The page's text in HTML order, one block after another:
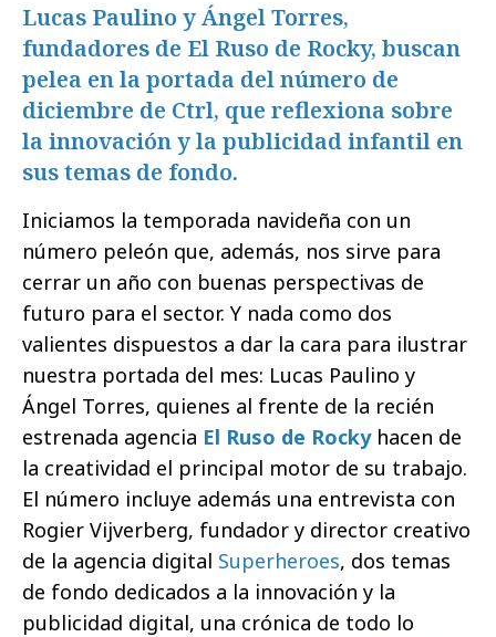
Lucas Paulino y Ángel Torres,
fundadores de El Ruso de Rocky, buscan
pelea en la portada del número de
diciembre de Ctrl, que reflexiona sobre
la innovación y la publicidad infantil en
sus temas de fondo.
Iniciamos la temporada navideña con un
número peleón que, además, nos sirve para
cerrar un año con buenas perspectivas de
futuro para el sector. Y nada como dos
valientes dispuestos a dar la cara para ilustrar
nuestra portada del mes: Lucas Paulino y
Ángel Torres, quienes al frente de la recién
estrenada agencia El Ruso de Rockyhacen de
la creatividad el principal motor de su trabajo.
El número incluye además una entrevista con
Rogier Vijverberg, fundador y director creativo
de la agencia digital Superheroes, dos temas
de fondo dedicados a la innovación y la
publicidad digital, una crónica de todo lo